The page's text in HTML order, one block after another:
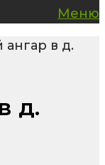
Меню
ангар в д.
д.